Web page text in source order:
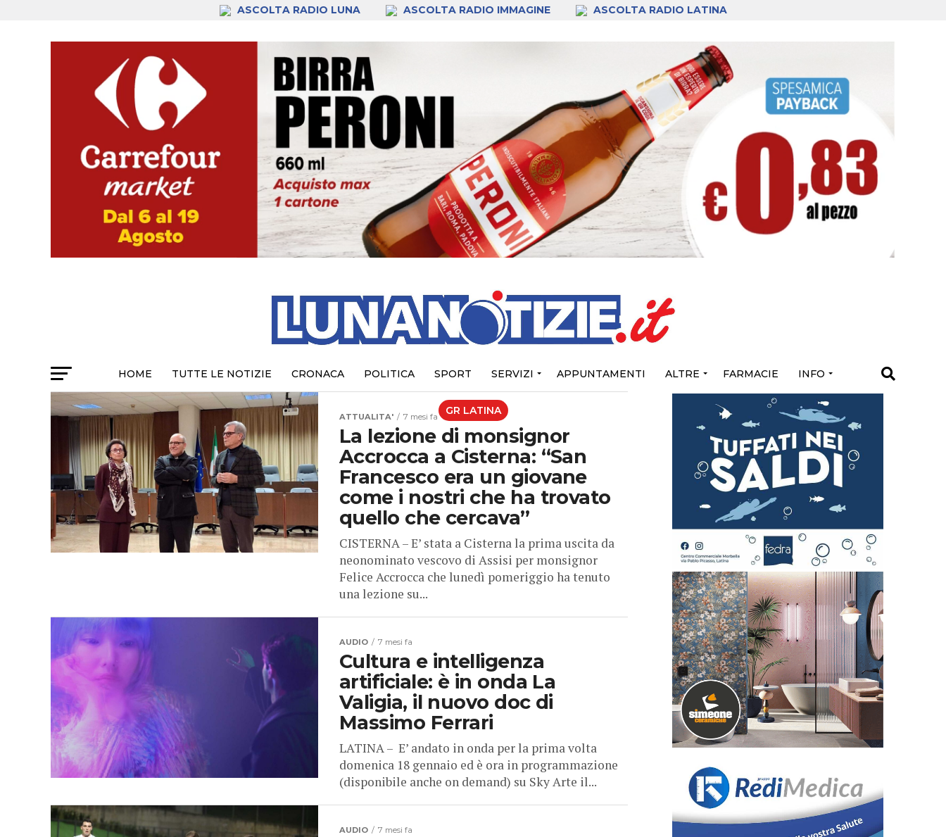
ASCOLTA RADIO LUNA ASCOLTA RADIO IMMAGINE ASCOLTA RADIO LATINA
HOME TUTTE LE NOTIZIE CRONACA POLITICA SPORT SERVIZI APPUNTAMENTI ALTRE FARMACIE INFO
GR LATINA
ATTUALITA' 7 mesi fa
La lezione di monsignor
Accrocca a Cisterna: “San
Francesco era un giovane
come i nostri che ha trovato
quello che cercava”
CISTERNA – E’ stata a Cisterna la prima uscita da
neonominato vescovo di Assisi per monsignor
Felice Accrocca che lunedì pomeriggio ha tenuto
una lezione su...
AUDIO 7 mesi fa
Cultura e intelligenza
artificiale: è in onda La
Valigia, il nuovo doc di
Massimo Ferrari
LATINA – E’ andato in onda per la prima volta
domenica 18 gennaio ed è ora in programmazione
(disponibile anche on demand) su Sky Arte il...
AUDIO 7 mesi fa